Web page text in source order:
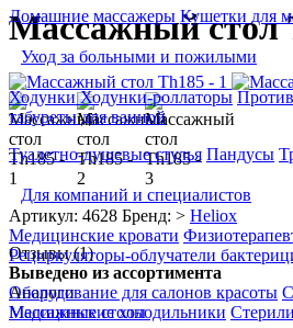
Домашние массажеры Кушетки для
Уход за больными и пожилыми
ХодункиХодунки-роллаторы
табуреты для ванной
Туалетно-душевые стулья Пандусы
Для компаний и специалистов
Медицинские кровати
Рециркуляторы-облучатели
Оборудование для салонов красоты
Медицинские холодильники
Массажный стол
Артикул: 4628 Бренд: > Heliox
Отзывы (1)
Выведено из ассортимента
Аналоги
Массажные столы